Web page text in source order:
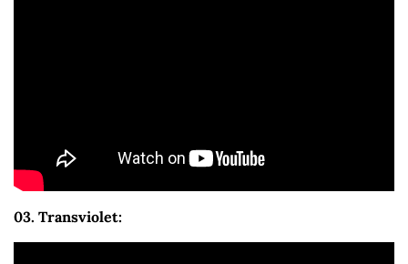
03. Transviolet: